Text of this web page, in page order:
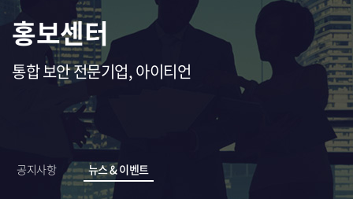
홍보센터
통합 보안 전문기업, 아이티언
공지사항 뉴스 & 이벤트